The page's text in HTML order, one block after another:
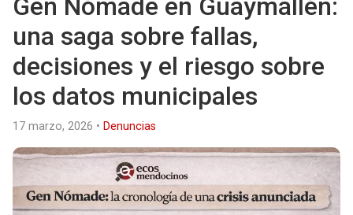
Gen Nómade en Guaymallén:
una saga sobre fallas,
decisiones y el riesgo sobre
los datos municipales
17 marzo, 2026 • Denuncias